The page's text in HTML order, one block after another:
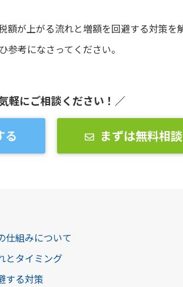
額が上がる流れと増額を回避する対策を
考になさってください。
軽にご相談ください！／
る まずは無料相
仕組みについて
とタイミング
する対策